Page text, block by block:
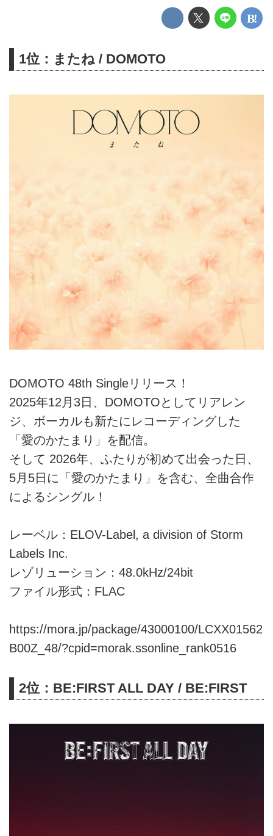
1位：またね / DOMOTO
DOMOTO 48th Singleリリース！
2025年12月3日、DOMOTOとしてリアレン
ジ、ボーカルも新たにレコーディングした
「愛のかたまり」を配信。
そして 2026年、ふたりが初めて出会った日、
5月5日に「愛のかたまり」を含む、全曲合作
によるシングル！
レーベル：ELOV-Label, a division of Storm
Labels Inc.
レゾリューション：48.0kHz/24bit
ファイル形式：FLAC
https://mora.jp/package/43000100/LCXX01562
B00Z_48/?cpid=morak.ssonline_rank0516
2位：BE:FIRST ALL DAY / BE:FIRST